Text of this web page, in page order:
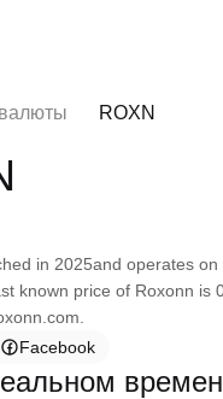
ROXN
in 2025and operates
known price of Roxonn
Facebook